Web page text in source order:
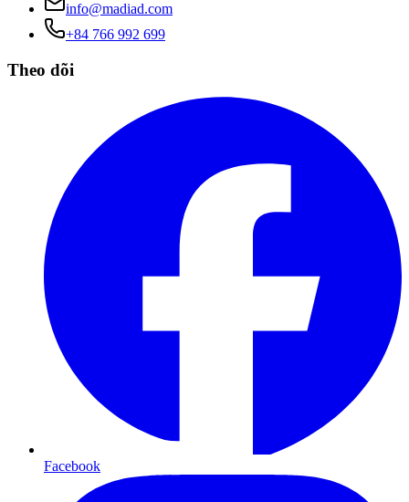
info@madiad.com
+84 766 992 699
Theo dõi
Facebook